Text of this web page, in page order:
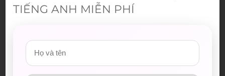
IELTS WRITING TASK 1
TIẾNG ANH MIỄN PHÍ